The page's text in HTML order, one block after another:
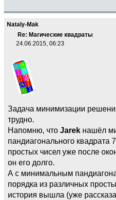
Nataly-Mak
Re: Магические квадраты
24.06.2015, 06:23
Задача минимизации
трудно.
Напомню, что Jarek нашёл
пандиагонального квадрата
простых чисел уже после
он его долго.
А с минимальным
порядка из различных
история вышла (уже